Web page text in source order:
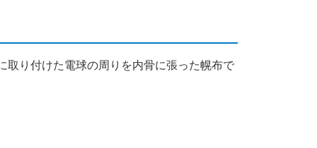
り付けた電球の周りを内骨に張った幌布で